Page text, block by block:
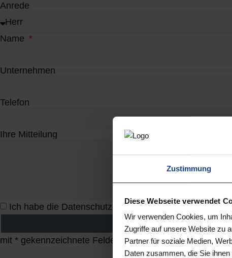
Zustimmung
Diese Webseite verwendet
Wir verwenden Cookies, um
Zugriffe auf unsere Website zu
Partner für soziale Medien,
Daten zusammen, die Sie
Anrede
Name
Unternehmen
Telefon
Ihre Mitteilung
Ich habe die Datenschutzerklärungzur Kenntnis
mit * gekennzeichnete Felder bitte ausfüllen